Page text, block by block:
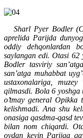
Sharl Pyer Bodler
aprelida Parijda
oddiy dehqonlardan
saylangan edi. Otasi 62
Bodler tasviriy
san’atga muhabbat
ustaxonalariga,
qilmasdi. Bola 6 yoshga
o’tmay general
kelishmadi. Ana shu
onasiga qasdma-qasd
bilan nom chiqardi.
oydan keyin Parijga